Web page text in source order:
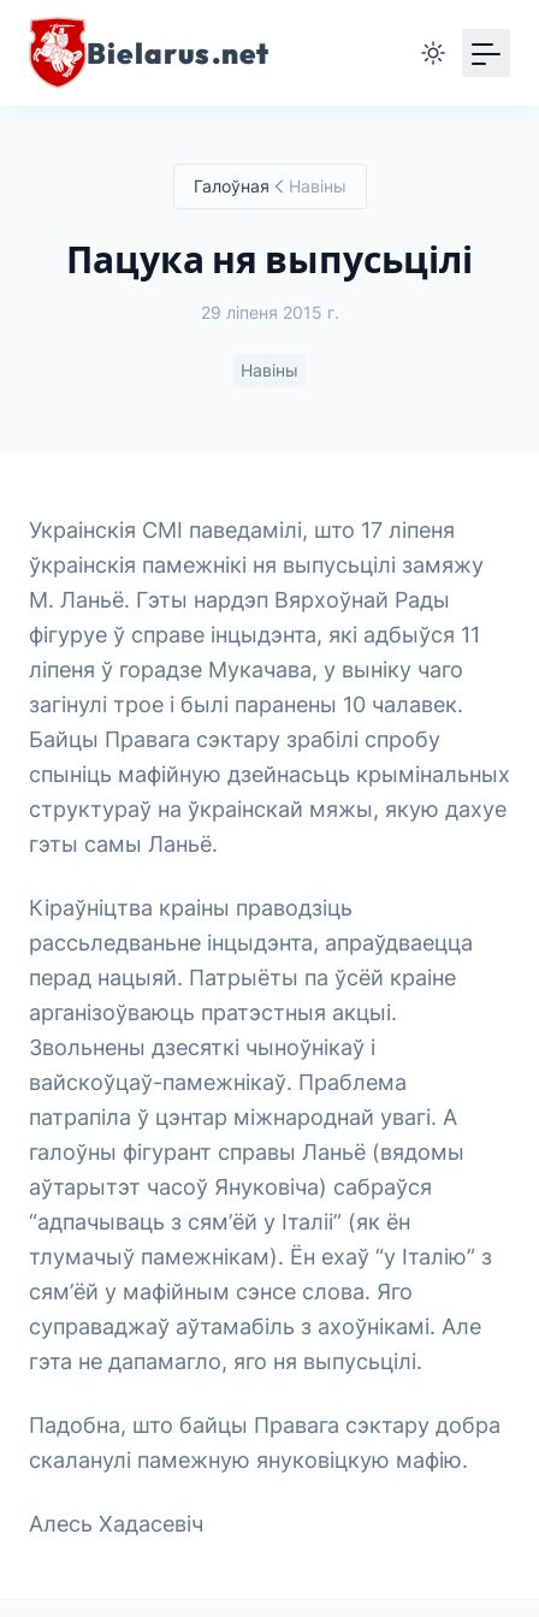
Bielarus.net
Галоўная Навіны
Пацука ня выпусьцілі
29 ліпеня 2015 г.
Навіны
Украінскія СМІ паведамілі, што 17 ліпеня
ўкраінскія памежнікі ня выпусьцілі замяжу
М. Ланьё. Гэты нардэп Вярхоўнай Рады
фігуруе ў справе інцыдэнта, які адбыўся 11
ліпеня ў горадзе Мукачава, у выніку чаго
загінулі трое і былі паранены 10 чалавек.
Байцы Правага сэктару зрабілі спробу
спыніць мафійную дзейнасьць крымінальных
структураў на ўкраінскай мяжы, якую дахуе
гэты самы Ланьё.
Кіраўніцтва краіны праводзіць
рассьледваньне інцыдэнта, апраўдваецца
перад нацыяй. Патрыёты па ўсёй краіне
арганізоўваюць пратэстныя акцыі.
Звольнены дзесяткі чыноўнікаў і
вайскоўцаў-памежнікаў. Праблема
патрапіла ў цэнтар міжнароднай увагі. А
галоўны фігурант справы Ланьё (вядомы
аўтарытэт часоў Януковіча) сабраўся
“адпачываць з сям’ёй у Італіі” (як ён
тлумачыў памежнікам). Ён ехаў “у Італію” з
сям’ёй у мафійным сэнсе слова. Яго
суправаджаў аўтамабіль з ахоўнікамі. Але
гэта не дапамагло, яго ня выпусьцілі.
Падобна, што байцы Правага сэктару добра
скаланулі памежную януковіцкую мафію.
Алесь Хадасевіч